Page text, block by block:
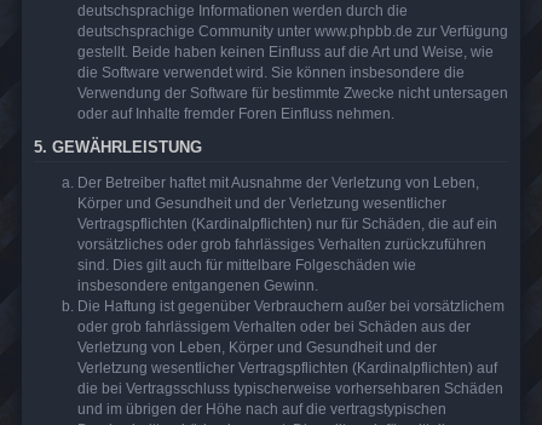
deutschsprachige Informationen werden durch die
deutschsprachige Community unter www.phpbb.de zur Verfügung
gestellt. Beide haben keinen Einfluss auf die Art und Weise, wie
die Software verwendet wird. Sie können insbesondere die
Verwendung der Software für bestimmte Zwecke nicht untersagen
oder auf Inhalte fremder Foren Einfluss nehmen.
5. GEWÄHRLEISTUNG
Der Betreiber haftet mit Ausnahme der Verletzung von Leben,
Körper und Gesundheit und der Verletzung wesentlicher
Vertragspflichten (Kardinalpflichten) nur für Schäden, die auf ein
vorsätzliches oder grob fahrlässiges Verhalten zurückzuführen
sind. Dies gilt auch für mittelbare Folgeschäden wie
insbesondere entgangenen Gewinn.
Die Haftung ist gegenüber Verbrauchern außer bei vorsätzlichem
oder grob fahrlässigem Verhalten oder bei Schäden aus der
Verletzung von Leben, Körper und Gesundheit und der
Verletzung wesentlicher Vertragspflichten (Kardinalpflichten) auf
die bei Vertragsschluss typischerweise vorhersehbaren Schäden
und im übrigen der Höhe nach auf die vertragstypischen